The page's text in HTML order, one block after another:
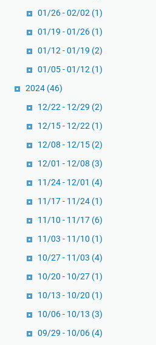
01/26 - 02/02 (1)
01/19 - 01/26 (1)
01/12 - 01/19 (2)
01/05 - 01/12 (1)
2024 (46)
12/22 - 12/29 (2)
12/15 - 12/22 (1)
12/08 - 12/15 (2)
12/01 - 12/08 (3)
11/24 - 12/01 (4)
11/17 - 11/24 (1)
11/10 - 11/17 (6)
11/03 - 11/10 (1)
10/27 - 11/03 (4)
10/20 - 10/27 (1)
10/13 - 10/20 (1)
10/06 - 10/13 (3)
09/29 - 10/06 (4)